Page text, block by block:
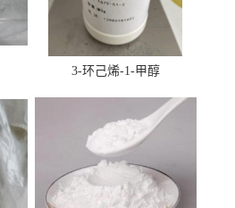
3-环己烯-1-甲醇